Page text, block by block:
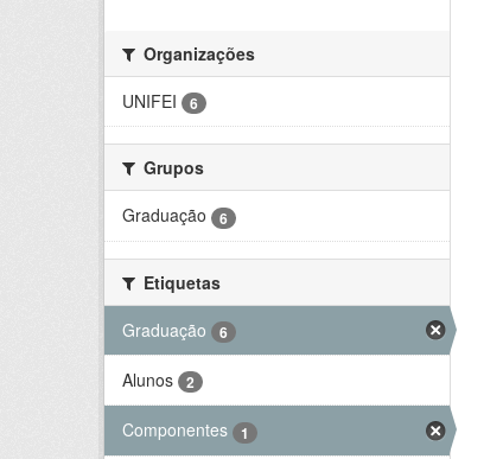
Organizações
UNIFEI
6
Grupos
Graduação
6
Etiquetas
Graduação
6
Alunos 2
Componentes 1